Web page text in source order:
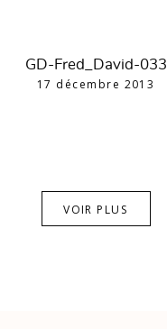
GD-Fred_David-033
17 décembre 2013
VOIR PLUS